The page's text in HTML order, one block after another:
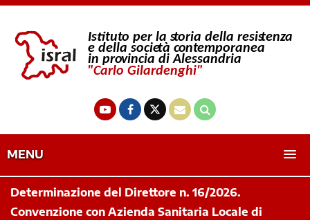
MENU
Determinazione del Direttore n. 16/2026.
Convenzione con Azienda Sanitaria Locale di